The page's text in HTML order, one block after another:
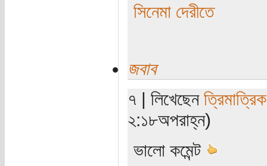
সিনেমা দেরীতে
জবাব
৭ | লিখেছেন
২:১৮অপরাহ্ন)
ভালো কমেন্ট